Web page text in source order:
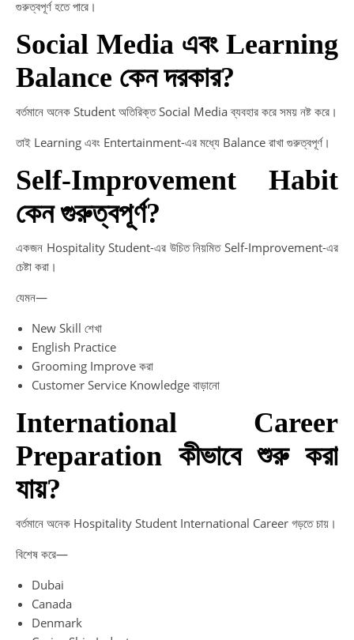
গুরুত্বপূর্ণ হতে পারে।
Social Media এবং Learning
Balance কেন দরকার?
বর্তমানে অনেক Student অতিরিক্ত Social Media ব্যবহার করে সময় নষ্ট করে।
তাই Learning এবং Entertainment-এর মধ্যে Balance রাখা গুরুত্বপূর্ণ।
Self-Improvement Habit
কেন গুরুত্বপূর্ণ?
একজন Hospitality Student-এর উচিত নিয়মিত Self-Improvement-এর
চেষ্টা করা।
যেমন—
New Skill শেখা
English Practice
Grooming Improve করা
Customer Service Knowledge বাড়ানো
International Career
Preparation কীভাবে শুরু করা
যায়?
বর্তমানে অনেক Hospitality Student International Career গড়তে চায়।
বিশেষ করে—
Dubai
Canada
Denmark